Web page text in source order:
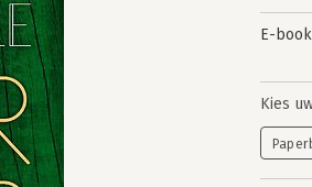
E-book
Kies